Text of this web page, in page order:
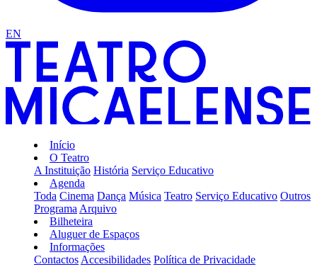
EN
Início
O Teatro
A Instituição História Serviço Educativo
Agenda
Toda Cinema Dança Música Teatro Serviço Educativo Outros
Programa Arquivo
Bilheteira
Aluguer de Espaços
Informações
Contactos Accesibilidades Política de Privacidade